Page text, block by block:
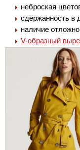
неброская
сдержанность в
наличие
V-образный